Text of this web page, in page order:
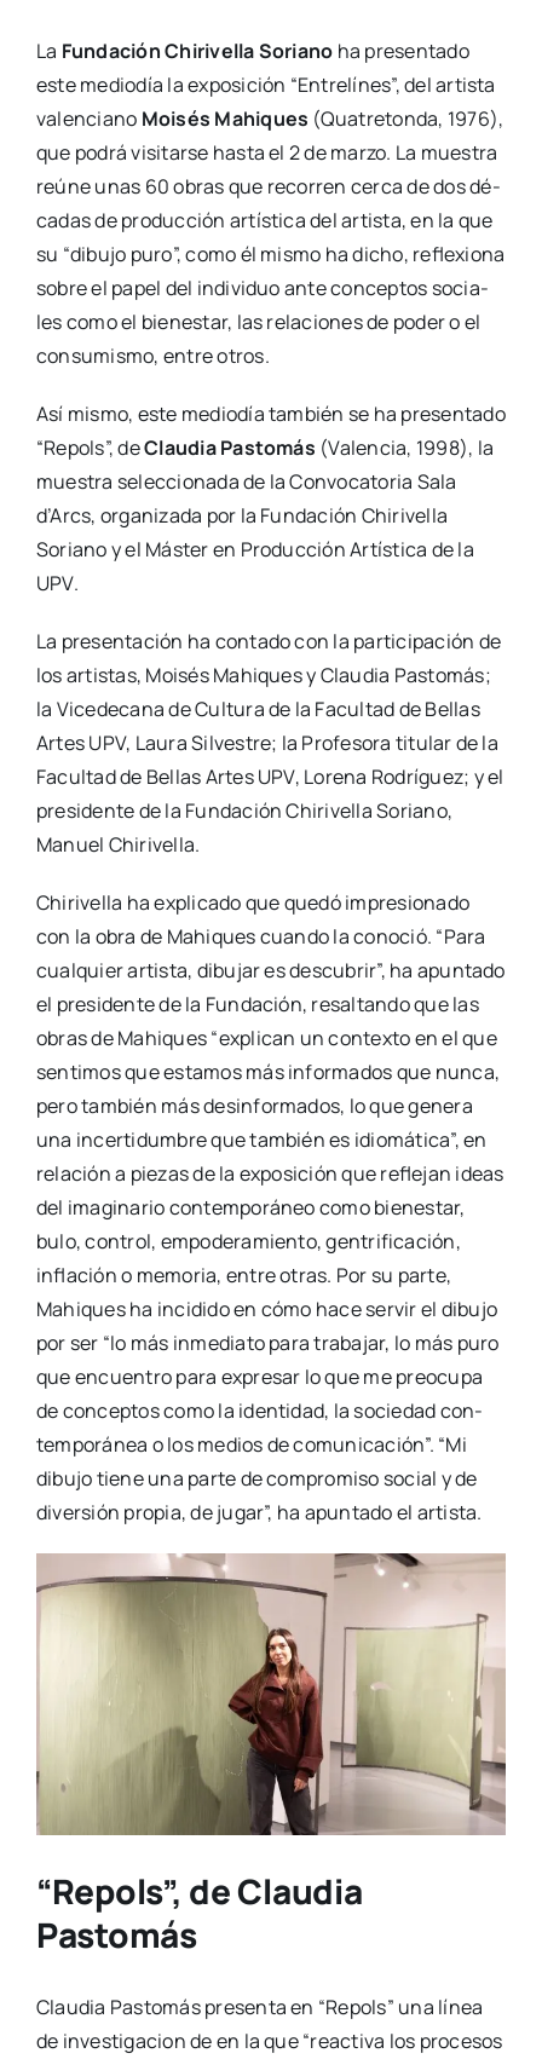
La Fun­da­ción Chi­ri­ve­lla Soriano ha pre­sen­ta­do
este medio­día la expo­si­ción “Entre­lí­nes”, del artis­ta
valen­ciano Moi­sés Mahi­ques (Qua­tre­ton­da, 1976),
que podrá visi­tar­se has­ta el 2 de mar­zo. La mues­tra
reú­ne unas 60 obras que reco­rren cer­ca de dos dé­
ca­das de pro­duc­ción artís­ti­ca del artis­ta, en la que
su “dibu­jo puro”, como él mis­mo ha dicho, refle­xio­na
sobre el papel del indi­vi­duo ante con­cep­tos socia­
les como el bien­es­tar, las rela­cio­nes de poder o el
con­su­mis­mo, entre otros.
Así mis­mo, este medio­día tam­bién se ha pre­sen­ta­do
“Repols”, deClau­dia Pas­to­más (Valen­cia, 1998), la
mues­tra selec­cio­na­da de la Con­vo­ca­to­ria Sala
d’Arcs, orga­ni­za­da por la Fun­da­ción Chi­ri­ve­lla
Soriano y el Más­ter en Pro­duc­ción Artís­ti­ca de la
UPV.
La pre­sen­ta­ción ha con­ta­do con la par­ti­ci­pa­ción de
los artis­tas, Moi­sés Mahi­ques y Clau­dia Pas­to­más;
la Vice­de­ca­na de Cul­tu­ra de la Facul­tad de Bellas
Artes UPV, Lau­ra Sil­ves­tre; la Pro­fe­so­ra titu­lar de la
Facul­tad de Bellas Artes UPV, Lore­na Rodrí­guez; y el
pre­si­den­te de la Fun­da­ción Chi­ri­ve­lla Soriano,
Manuel Chi­ri­ve­lla.
Chi­ri­ve­lla ha expli­ca­do que que­dó impre­sio­na­do
con la obra de Mahi­ques cuan­do la cono­ció. “Para
cual­quier artis­ta, dibu­jar es des­cu­brir”, ha apun­ta­do
el pre­si­den­te de la Fun­da­ción, resal­tan­do que las
obras de Mahi­ques “expli­can un con­tex­to en el que
sen­ti­mos que esta­mos más infor­ma­dos que nun­ca,
pero tam­bién más des­in­for­ma­dos, lo que gene­ra
una incer­ti­dum­bre que tam­bién es idio­má­ti­ca”, en
rela­ción a pie­zas de la expo­si­ción que refle­jan ideas
del ima­gi­na­rio con­tem­po­rá­neo como bien­es­tar,
bulo, con­trol, empo­de­ra­mien­to, gen­tri­fi­ca­ción,
infla­ción o memo­ria, entre otras. Por su par­te,
Mahi­ques ha inci­di­do en có­mo hace ser­vir el dibu­jo
por ser “lo más inme­dia­to para tra­ba­jar, lo más puro
que encuen­tro para expre­sar lo que me preo­cu­pa
de con­cep­tos como la iden­ti­dad, la socie­dad con­
tem­po­rá­nea o los medios de comu­ni­ca­ción”. “Mi
dibu­jo tie­ne una par­te de com­pro­mi­so social y de
diver­sión pro­pia, de jugar”, ha apun­ta­do el artis­ta.
“Repols”, de Claudia
Pastomás
Clau­dia Pas­to­más pre­sen­ta en “Repols” una lí­nea
de inves­ti­ga­cion de en la que “reac­ti­va los pro­ce­sos